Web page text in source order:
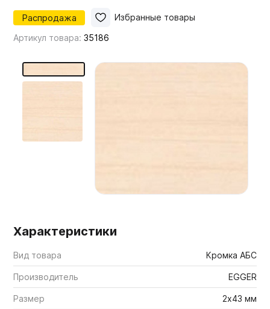
Распродажа
Артикул товара:35186
Избранные товары
Характеристики
Вид товара Кромка АБС
Производитель EGGER
Размер 2х43 мм